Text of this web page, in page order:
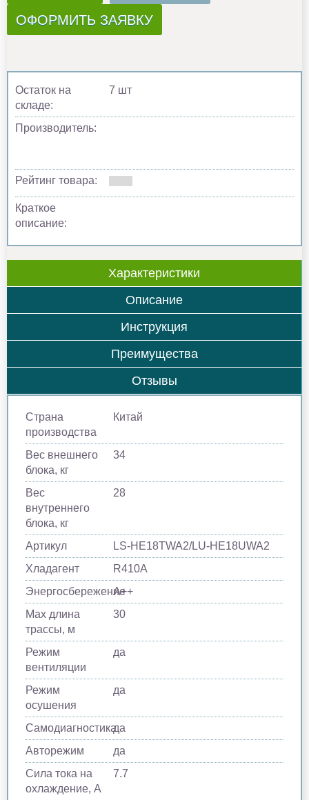
ОФОРМИТЬ ЗАЯВКУ
Остаток на
складе:
7 шт
Производитель:
Рейтинг товара:
Краткое
описание:
Характеристики
Описание
Инструкция
Преимущества
Отзывы
Страна
производства
Китай
Вес внешнего
блока, кг
34
Вес
внутреннего
блока, кг
28
Артикул
LS-HE18TWA2/LU-HE18UWA2
Хладагент
R410A
Энергосбережение
A++
Max длина
трассы, м
30
Режим
вентиляции
да
Режим
осушения
да
Самодиагностикада
Авторежим
да
Сила тока на
охлаждение, А
7.7